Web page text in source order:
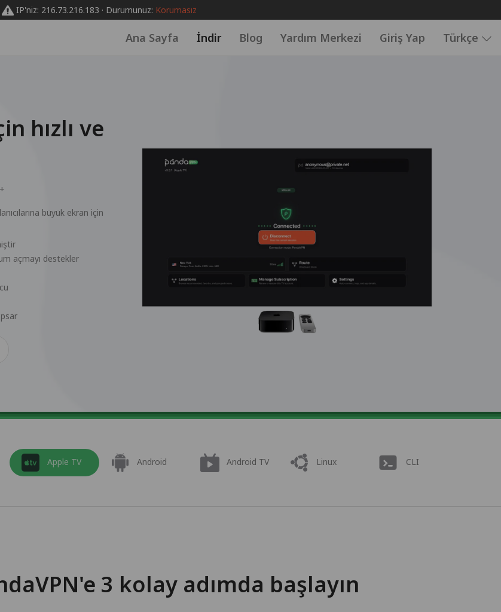
IP'niz: 216.73.216.183 · Durumunuz: Korumasız
Ana Sayfa İndir Blog Yardım Merkezi Giriş Yap Türkçe
hızlı ve
büyük ekran için
açmayı destekler
Apple TV Android Android TV Linux CLI
3 kolay adımda başlayın